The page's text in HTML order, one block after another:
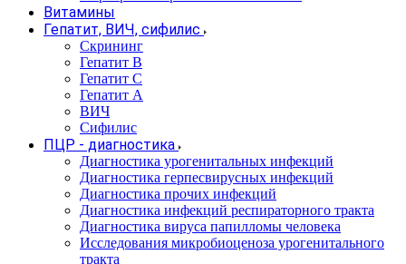
Витамины
Гепатит, ВИЧ, сифилис
Скрининг
Гепатит В
Гепатит С
Гепатит А
ВИЧ
Сифилис
ПЦР - диагностика
Диагностика урогенитальных инфекций
Диагностика герпесвирусных инфекций
Диагностика прочих инфекций
Диагностика инфекций респираторного тракта
Диагностика вируса папилломы человека
Исследования микробиоценоза урогенитального
тракта